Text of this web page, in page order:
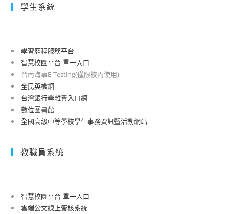
學生系統
學習歷程服務平台
智慧校園平台-單一入口
台南海事E-Testing(僅限校內使用)
全民英檢網
台灣銀行學雜費入口網
數位圖書館
全國高級中等學校學生事務資訊暨活動網站
教職員系統
智慧校園平台-單一入口
雲端公文線上簽核系統